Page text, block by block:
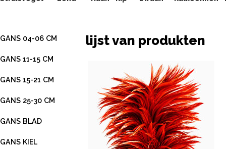
GANS 04-06 CM
GANS 11-15 CM
GANS 15-21 CM
GANS 25-30 CM
GANS BLAD
GANS KIEL
lijst van produkten